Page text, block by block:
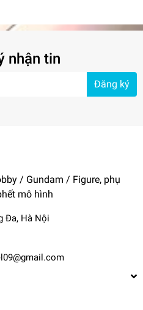
nhận tin
Đăng ký
/ Gundam / Figure, phụ
mô hình
Đa, Hà Nội